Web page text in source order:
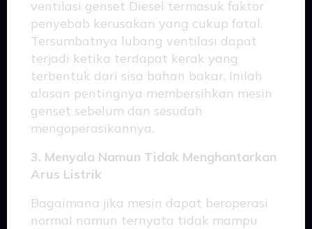
ventilasi genset Diesel termasuk faktor
penyebab kerusakan yang cukup fatal.
Tersumbatnya lubang ventilasi dapat
terjadi ketika terdapat kerak yang
terbentuk dari sisa bahan bakar. Inilah
alasan pentingnya membersihkan mesin
genset sebelum dan sesudah
mengoperasikannya.
3. Menyala Namun Tidak Menghantarkan
Arus Listrik
Bagaimana jika mesin dapat beroperasi
normal namun ternyata tidak mampu